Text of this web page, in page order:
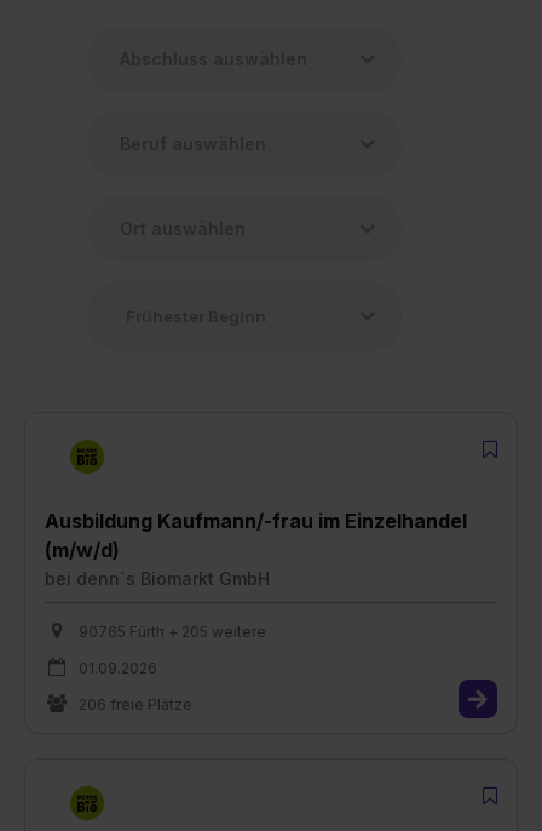
Ausbildung Kaufmann/-frau im Einzelhandel
(m/w/d)
bei denn`s Biomarkt GmbH
90765 Fürth + 205 weitere
01.09.2026
206 freie Plätze